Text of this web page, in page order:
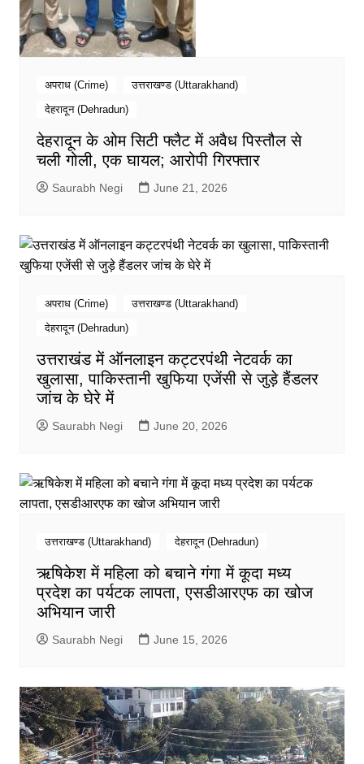
अपराध (Crime)
उत्तराखण्ड (Uttarakhand)
देहरादून (Dehradun)
देहरादून के ओम सिटी फ्लैट में अवैध पिस्तौल से
चली गोली, एक घायल; आरोपी गिरफ्तार
Saurabh Negi June 21, 2026
अपराध (Crime)
उत्तराखण्ड (Uttarakhand)
देहरादून (Dehradun)
उत्तराखंड में ऑनलाइन कट्टरपंथी नेटवर्क का
खुलासा, पाकिस्तानी खुफिया एजेंसी से जुड़े हैंडलर
जांच के घेरे में
Saurabh Negi June 20, 2026
उत्तराखण्ड (Uttarakhand) देहरादून (Dehradun)
ऋषिकेश में महिला को बचाने गंगा में कूदा मध्य
प्रदेश का पर्यटक लापता, एसडीआरएफ का खोज
अभियान जारी
Saurabh Negi June 15, 2026